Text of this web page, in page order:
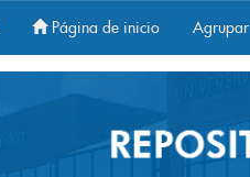
Página de inicio Agrupar